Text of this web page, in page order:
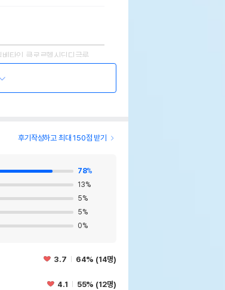
타인,클로르헥시딘디글루
제수,폴리소르베이트20,부
로필렌글리콜,글리세린,조합
나무잎추출물,세신추출물,순
,호두추출물,호호바씨추출물
보로 모든 책임은 브랜드사에 있습니다.
사정에 의해 일부 변경될 수 있습니다.
후기작성하고 최대 150점 받기
78%
13%
5%
5%
0%
3.7 64% (14명)
4.1 55% (12명)